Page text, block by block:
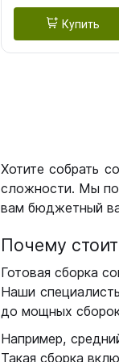
Купить
Хотите собрать
сложности. Мы
вам бюджетный
Почему
Готовая сборка
Наши
до мощных
Например,
Такая сборка